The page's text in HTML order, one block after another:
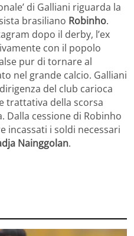
di Galliani riguarda la
brasiliano Robinho.
dopo il derby, l’ex
con il popolo
pur di tornare al
nel grande calcio. Galliani
del club carioca
trattativa della scorsa
Dalla cessione di Robinho
incassati i soldi necessari
Nainggolan.